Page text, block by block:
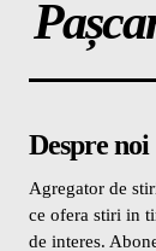
Despre noi
Agregator de
ce ofera stiri in
de interes.